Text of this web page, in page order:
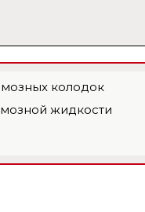
колодок
жидкости